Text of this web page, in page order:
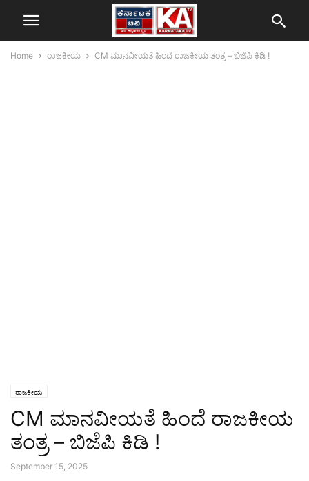
Home ರಾಜಕೀಯ CM ಮಾನವೀಯತೆ ಹಿಂದೆ ರಾಜಕೀಯ ತಂತ್ರ – ಬಿಜೆಪಿ ಕಿಡಿ !
ರಾಜಕೀಯ
CM ಮಾನವೀಯತೆ ಹಿಂದೆ ರಾಜಕೀಯ
ತಂತ್ರ – ಬಿಜೆಪಿ ಕಿಡಿ !
September 15, 2025